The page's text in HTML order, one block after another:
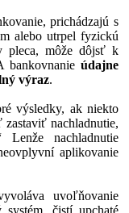
prichádzajú s
alebo utrpel fyzickú
pleca, môže dôjsť k
bankovnanie údajne
výraz.
výsledky, ak niekto
zastaviť nachladnutie,
nachladnutie
aplikovanie
uvoľňovanie
čistí upchaté